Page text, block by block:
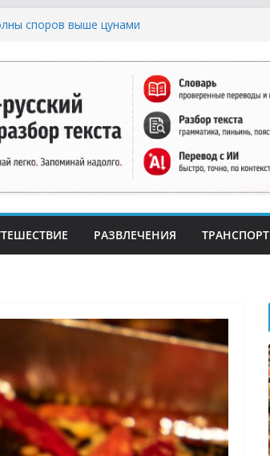
споров выше цунами
не Найти Творог,
Табу: Нумерология и
Китая
РАЗВЛЕЧЕНИЯ ТРАНСПОРТ